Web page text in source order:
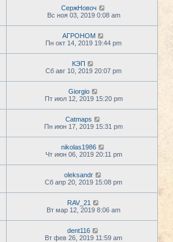
СержНовоч
Вс ноя 03, 2019 0:08 am
АГРОНОМ
Пн окт 14, 2019 19:44 pm
КЭП
Сб авг 10, 2019 20:07 pm
Giorgio
Пт июл 12, 2019 15:20 pm
Catmaps
Пн июн 17, 2019 15:31 pm
nikolas1986
Чт июн 06, 2019 20:11 pm
oleksandr
Сб апр 20, 2019 15:08 pm
RAV_21
Вт мар 12, 2019 8:06 am
dent116
Вт фев 26, 2019 11:59 am